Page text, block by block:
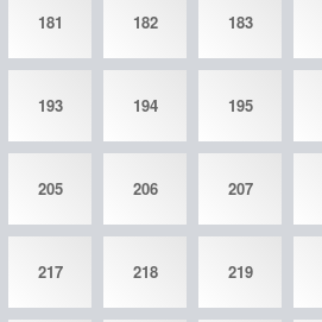
181 182 183
193 194 195
205 206 207
217 218 219